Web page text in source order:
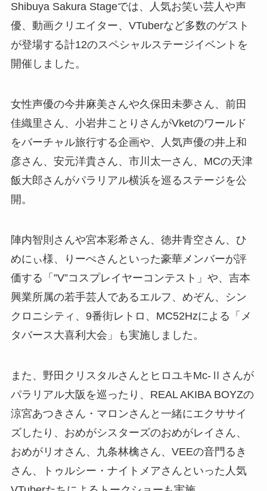
Shibuya Sakura Stageでは、人気お笑い芸人や声
優、動画クリエイター、VTuberなど多数のゲスト
が登場する計12のスペシャルステージイベントを
開催しました。
女性声優の今井麻美さんや久保田未夢さん、前田
佳織里さん、小岩井ことりさんがVketのワールド
をバーチャル旅行する企画や、人気声優の井上和
彦さん、安元洋貴さん、市川太一さん、MCの天津
飯大郎さんがパラリアル横浜を巡るステージを公
開。
陣内智則さんや宮本彩希さん、徳井青空さん、ひ
めにぃ様、りーぺさんといった豪華メンバーが評
価する「”V”コスプレイヤーコンテスト」や、吉本
興業所属の若手芸人であるエルフ、めぞん、シン
クロニシティ、9番街レトロ、MC52Hzによる「メ
タバース大喜利大会」も実施しました。
また、野田クリスタルさんとヒロユキMc-Ⅱさんが
パラリアル大阪を巡ったり、REAL AKIBA BOYZの
涼宮あつきさん・マロンさんと一緒にエクササイ
ズしたり、おめがシスターズのおめがレイさん、
おめがリオさん、九条林檎さん、VEEの音門るき
さん、トゥルシー・ナイトメアさんといった人気